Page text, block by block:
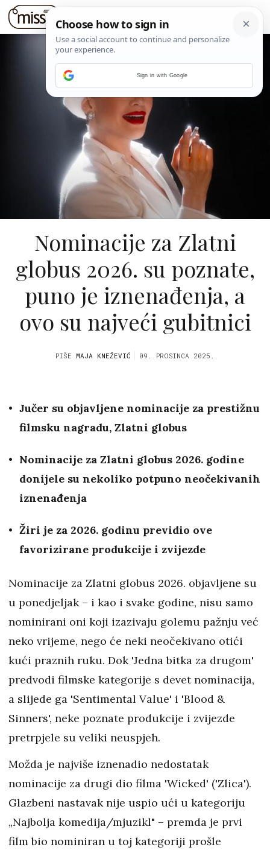
Nominacije za Zlatni
globus 2026. su poznate,
puno je iznenađenja, a
ovo su najveći gubitnici
PIŠE MAJA KNEŽEVIĆ 09. PROSINCA 2025.
Jučer su objavljene nominacije za prestižnu
filmsku nagradu, Zlatni globus
Nominacije za Zlatni globus 2026. godine
donijele su nekoliko potpuno neočekivanih
iznenađenja
Žiri je za 2026. godinu previdio ove
favorizirane produkcije i zvijezde
Nominacije za Zlatni globus 2026. objavljene su
u ponedjeljak – i kao i svake godine, nisu samo
nominirani oni koji izazivaju golemu pažnju već
neko vrijeme, nego će neki neočekivano otići
kući praznih ruku. Dok 'Jedna bitka za drugom'
predvodi filmske kategorije s devet nominacija,
a slijede ga 'Sentimental Value' i 'Blood &
Sinners', neke poznate produkcije i zvijezde
pretrpjele su veliki neuspjeh.
Možda je najviše iznenadio nedostatak
nominacije za drugi dio filma 'Wicked' ('Zlica').
Glazbeni nastavak nije uspio ući u kategoriju
„Najbolja komedija/mjuzikl" – premda je prvi
film bio nominiran u toj kategoriji prošle
Sign in with Google